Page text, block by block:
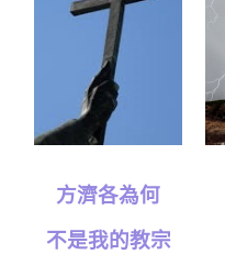
方濟各為何
不是我的教宗